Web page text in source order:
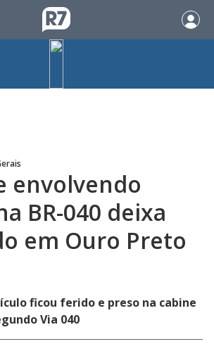
envolvendo
BR-040 deixa
em Ouro Preto
ficou ferido e preso na cabine
Via 040